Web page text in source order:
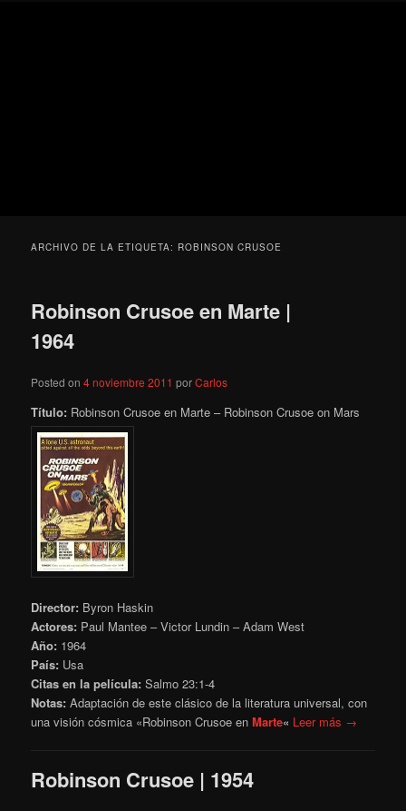
ARCHIVO DE LA ETIQUETA: ROBINSON CRUSOE
Robinson Crusoe en Marte |
1964
Posted on4 noviembre 2011 porCarlos
Título: Robinson Crusoe en Marte – Robinson Crusoe on Mars
Director: Byron Haskin
Actores: Paul Mantee – Victor Lundin – Adam West
Año: 1964
País: Usa
Citas en la película: Salmo 23:1-4
Notas:Adaptación de este clásico de la literatura universal, con
una visión cósmica «Robinson Crusoe enMarte« Leer más →
Robinson Crusoe | 1954